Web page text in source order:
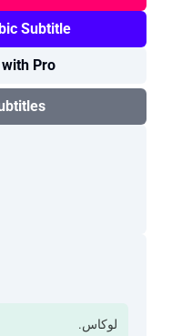
Subtitle
Pro
لوكاس.